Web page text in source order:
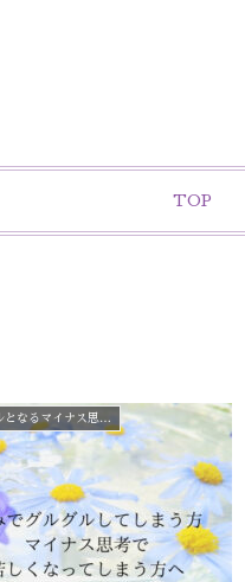
TOP
いつも同じことでグルグルとなるマイナス思考をやめたいと感じている方へ